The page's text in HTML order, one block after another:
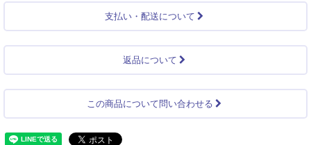
支払い・配送について
返品について
この商品について問い合わせる